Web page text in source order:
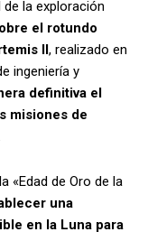
la exploración
el rotundo
II, realizado en
ingeniería y
definitiva el
misiones de
«Edad de Oro de la
una
en la Luna para